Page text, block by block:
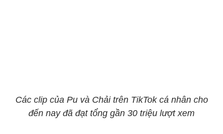
Các clip của Pu và Chải trên TikTok cá nhân cho
đến nay đã đạt tổng gần 30 triệu lượt xem